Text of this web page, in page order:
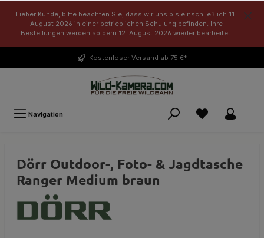
Lieber Kunde, bitte beachten Sie, dass wir uns bis einschließlich 11.
August 2026 in einer betrieblichen Schulung befinden. Ihre
Bestellungen werden ab dem 12. August 2026 wieder bearbeitet.
Kostenloser Versand ab 75 €*
Navigation
Dörr Outdoor-, Foto- & Jagdtasche
Ranger Medium braun